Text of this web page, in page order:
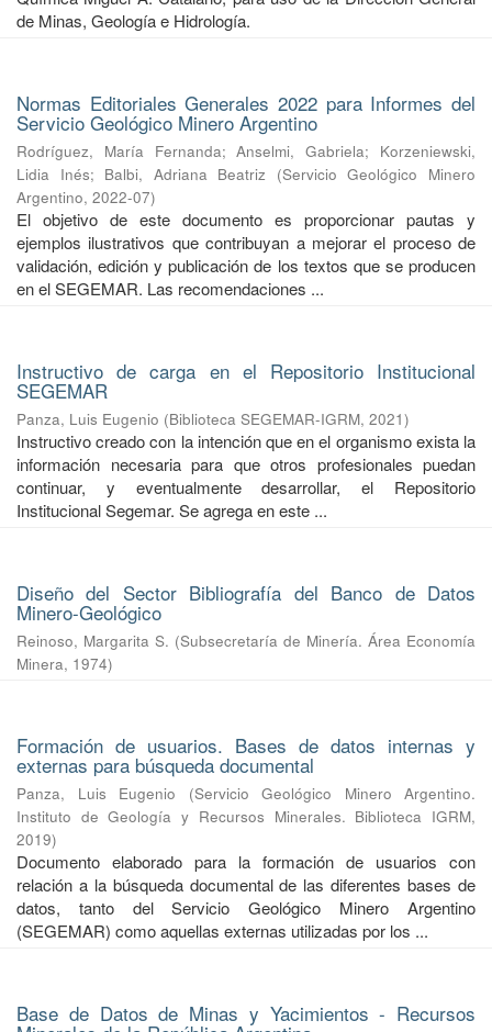
de Minas, Geología e Hidrología.
Normas Editoriales Generales 2022 para Informes del
Servicio Geológico Minero Argentino
Rodríguez, María Fernanda;Anselmi, Gabriela; Korzeniewski,
Lidia Inés; Balbi, Adriana Beatriz (Servicio Geológico Minero
Argentino, 2022-07)
El objetivo de este documento es proporcionar pautas y
ejemplos ilustrativos que contribuyan a mejorar el proceso de
validación, edición y publicación de los textos que se producen
en el SEGEMAR. Las recomendaciones ...
Instructivo de carga en el Repositorio Institucional
SEGEMAR
Panza, Luis Eugenio (Biblioteca SEGEMAR-IGRM, 2021)
Instructivo creado con la intención que en el organismo exista la
información necesaria para que otros profesionales puedan
continuar, y eventualmente desarrollar, el Repositorio
Institucional Segemar. Se agrega en este ...
Diseño del Sector Bibliografía del Banco de Datos
Minero-Geológico
Reinoso, Margarita S. (Subsecretaría de Minería. Área Economía
Minera, 1974)
Formación de usuarios. Bases de datos internas y
externas para búsqueda documental
Panza, Luis Eugenio (Servicio Geológico Minero Argentino.
Instituto de Geología y Recursos Minerales. Biblioteca IGRM,
2019)
Documento elaborado para la formación de usuarios con
relación a la búsqueda documental de las diferentes bases de
datos, tanto del Servicio Geológico Minero Argentino
(SEGEMAR) como aquellas externas utilizadas por los ...
Base de Datos de Minas y Yacimientos - Recursos